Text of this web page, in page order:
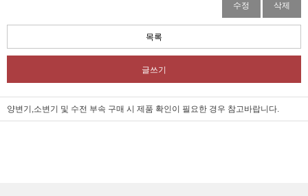
수정 삭제
목록
글쓰기
양변기,소변기 및 수전 부속 구매 시 제품 확인이 필요한 경우 참고바랍니다.